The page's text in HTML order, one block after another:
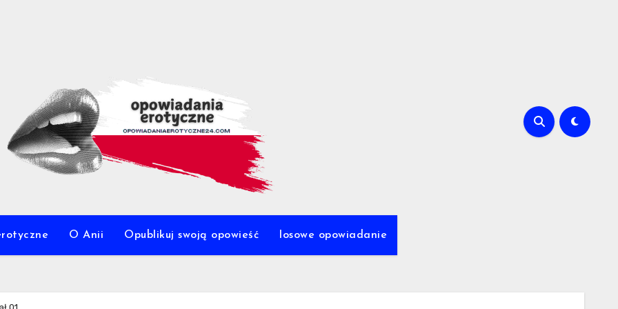
O Anii Opublikuj swoją opowieść losowe opowiadanie